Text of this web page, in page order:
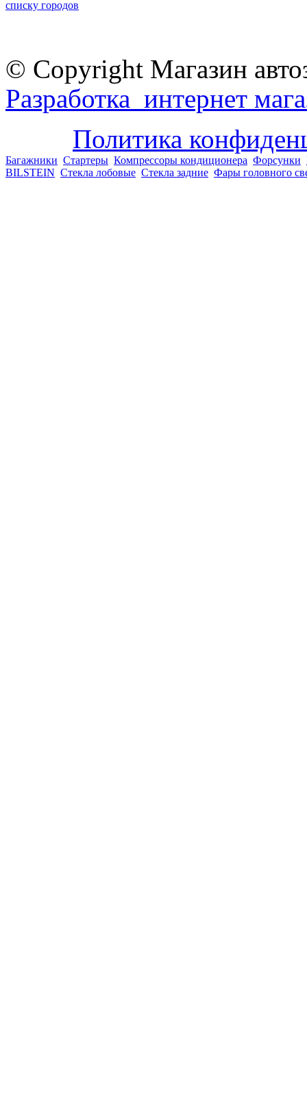
списку городов
© Copyright Магазин
Разработка интернет
Политика
Багажники Стартеры Компрессоры кондиционера Форсунки
BILSTEIN Стекла лобовые Стекла задние Фары головного